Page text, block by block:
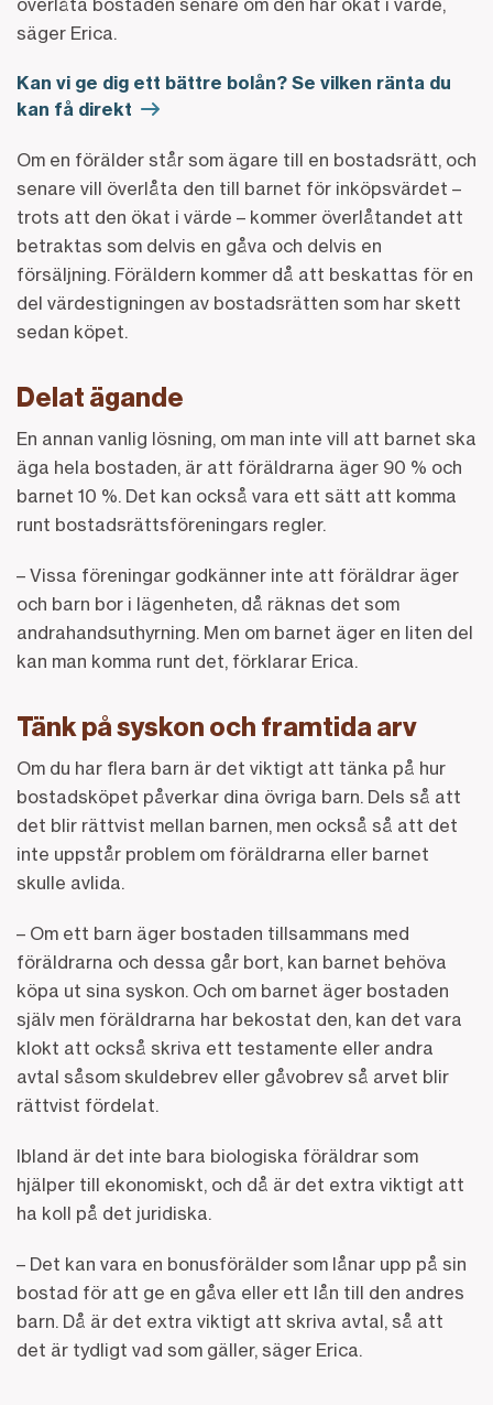
säger Erica.
Kan vi ge dig ett bättre bolån? Se vilken ränta du
kan få direkt
Om en förälder står som ägare till en bostadsrätt, och
senare vill överlåta den till barnet för inköpsvärdet –
trots att den ökat i värde – kommer överlåtandet att
betraktas som delvis en gåva och delvis en
försäljning. Föräldern kommer då att beskattas för en
del värdestigningen av bostadsrätten som har skett
sedan köpet.
Delat ägande
En annan vanlig lösning, om man inte vill att barnet ska
äga hela bostaden, är att föräldrarna äger 90 % och
barnet 10 %. Det kan också vara ett sätt att komma
runt bostadsrättsföreningars regler.
– Vissa föreningar godkänner inte att föräldrar äger
och barn bor i lägenheten, då räknas det som
andrahandsuthyrning. Men om barnet äger en liten del
kan man komma runt det, förklarar Erica.
Tänk på syskon och framtida arv
Om du har flera barn är det viktigt att tänka på hur
bostadsköpet påverkar dina övriga barn. Dels så att
det blir rättvist mellan barnen, men också så att det
inte uppstår problem om föräldrarna eller barnet
skulle avlida.
– Om ett barn äger bostaden tillsammans med
föräldrarna och dessa går bort, kan barnet behöva
köpa ut sina syskon. Och om barnet äger bostaden
själv men föräldrarna har bekostat den, kan det vara
klokt att också skriva ett testamente eller andra
avtal såsom skuldebrev eller gåvobrev så arvet blir
rättvist fördelat.
Ibland är det inte bara biologiska föräldrar som
hjälper till ekonomiskt, och då är det extra viktigt att
ha koll på det juridiska.
– Det kan vara en bonusförälder som lånar upp på sin
bostad för att ge en gåva eller ett lån till den andres
barn. Då är det extra viktigt att skriva avtal, så att
det är tydligt vad som gäller, säger Erica.